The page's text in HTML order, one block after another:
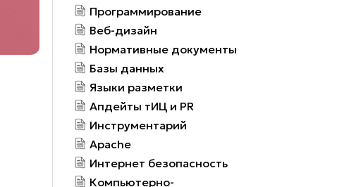
Программирование
Веб-дизайн
Нормативные документы
Базы данных
Языки разметки
Апдейты тИЦ и PR
Инструментарий
Apache
Интернет безопасность
Компьютерно-